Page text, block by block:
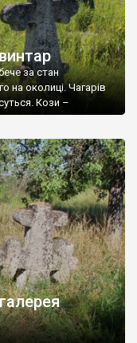
за стан
на околиці. Чагарів
Кози –
кладовищ,
бо то улюблений
колекція
невелике, […]